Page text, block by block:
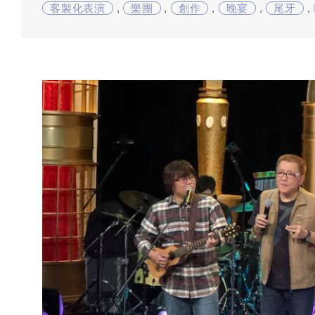
客製化表演 , 樂團 , 創作 , 晚宴 , 尾牙 ,